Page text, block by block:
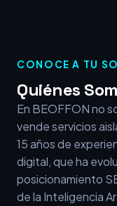
CONOCE A TU
Quiénes
En BEOFFON no
vende servicios
15 años de
digital, que ha
posicionamiento
de la Inteligencia